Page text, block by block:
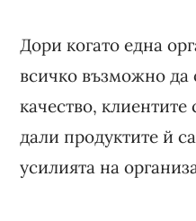
Дори когато една
всичко възможно да
качество, клиентите
дали продуктите й
усилията на